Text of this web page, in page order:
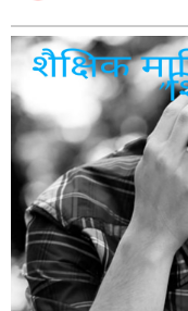
बागमती
कर्णाली
सुदूरपश्चिम
मधेश
विशेष
राजनीति
प्रमुख
समाचार